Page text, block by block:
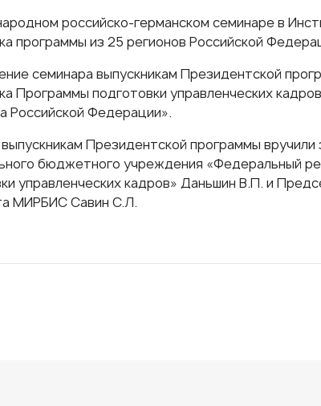
российско-германском семинаре в
программы из 25 регионов Российской
семинара выпускникам Президентской
Программы подготовки управленческих
Российской Федерации».
Президентской программы
бюджетного учреждения «Федеральный
управленческих кадров» Даньшин В.П. и
МИРБИС Савин С.Л.